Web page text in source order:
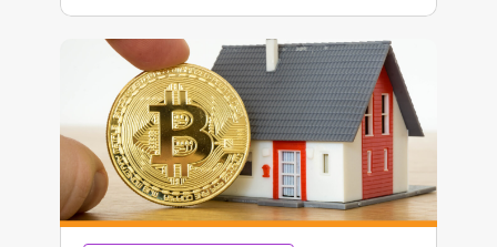
assets.